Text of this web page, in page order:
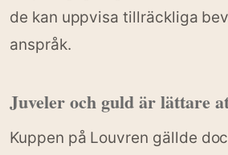
de kan uppvisa tillräckliga
anspråk.
Juveler och guld är lättare
Kuppen på Louvren gällde